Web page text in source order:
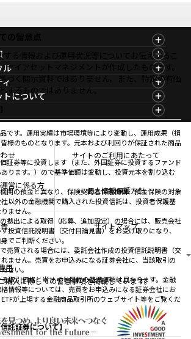
の留意点
する情報および運用状況等についてお伝えするこ
セイアセットマネジメントが作成したものです。
づく開示資料ではありません。また、特定の有価
するものではありません。
です。運用実績は市場環境等により変動し、運用成果（損
様のものとなります。元本および利回りが保証された商品
証券等に投資します（また、外国証券に投資するファンド
ります。）ので基準価額は変動し、投資元本を割り込む
関の預金と異なり、保険契約者保護機構、預金保険の対象
以外の金融機関で購入された投資信託は、投資者保護基
ません。
拠出による取得（応募、追加設定）の場合には、販売会社
ず投資信託説明書（交付目論見書）をお受け取りになり、
でご判断ください。
売買される場合には、委託会社作成の投資信託説明書（交
ません。売買をお申込みになる証券会社に、当該取引の
さい。
取引価格と当サイト掲載の基準価額は異なります。金融
情報等については、売買をお申込みになる証券会社にお
が上場する金融商品取引所のウェブサイト等をご覧くだ
託証券について】
ダー
のご案内
品のご案内
ファンドシアター
効力の発生の有無について
デックスファンド 購入・換金手数料
ついて
ート
ル
TOP
ィTOP
ィ経営
資
トについて
についてTOP
情報
のご紹介
ース
せ サイトのご利用にあたって
営に係る方
個人情報保護方針
サイトマップ
用
購入に際しての留意事項を掲載しています。